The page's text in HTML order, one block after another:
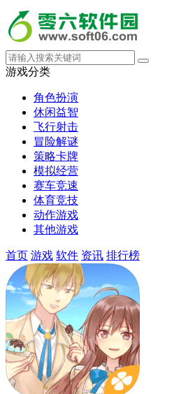
游戏分类
角色扮演
休闲益智
飞行射击
冒险解谜
策略卡牌
模拟经营
赛车竞速
体育竞技
动作游戏
其他游戏
首页 游戏 软件 资讯 排行榜